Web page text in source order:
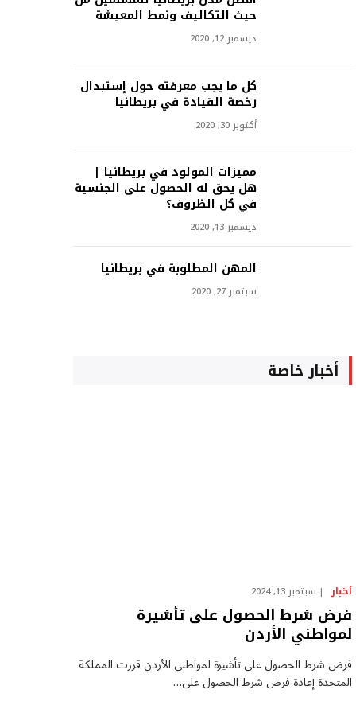
حيث التكاليف ونمط المعيشة
ديسمبر 12, 2020
كل ما يجب معرفته حول إستبدال
رخصة القيادة في بريطانيا
أكتوبر 30, 2020
مميزات المولود في بريطانيا |
هل يحق له الحصول على الجنسية
في كل الظروف؟
ديسمبر 13, 2020
المهن المطلوبة في بريطانيا
سبتمبر 27, 2020
أخبار خاصة
أخبار سبتمبر 13, 2024
فرض شرط الحصول على تأشيرة
لمواطني الأردن
فرض شرط الحصول على تأشيرة لمواطني الأردن قررت المملكة
المتحدة إعادة فرض شرط الحصول على…